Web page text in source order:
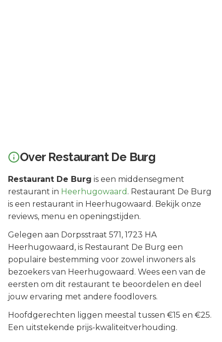
Over Restaurant De Burg
Restaurant De Burg is een middensegment
restaurant in Heerhugowaard . Restaurant De Burg
is een restaurant in Heerhugowaard. Bekijk onze
reviews, menu en openingstijden.
Gelegen aan Dorpsstraat 571, 1723 HA
Heerhugowaard , is Restaurant De Burg een
populaire bestemming voor zowel inwoners als
bezoekers van Heerhugowaard . Wees een van de
eersten om dit restaurant te beoordelen en deel
jouw ervaring met andere foodlovers.
Hoofdgerechten liggen meestal tussen €15 en €25.
Een uitstekende prijs-kwaliteitverhouding.